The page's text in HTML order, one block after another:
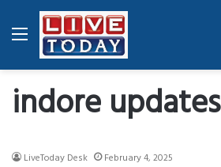
Menu
indore updates
LiveToday Desk February 4, 2025